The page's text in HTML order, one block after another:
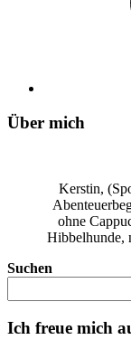
Über mich
Kerstin,
ohne
Hibbelhunde,
Suchen
Ich freue mich